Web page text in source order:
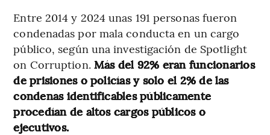
Entre 2014 y 2024 unas 191 personas fueron
condenadas por mala conducta en un cargo
público, según una investigación de Spotlight
on Corruption. Más del 92% eran funcionarios
de prisiones o policías y solo el 2% de las
condenas identificables públicamente
procedían de altos cargos públicos o
ejecutivos.